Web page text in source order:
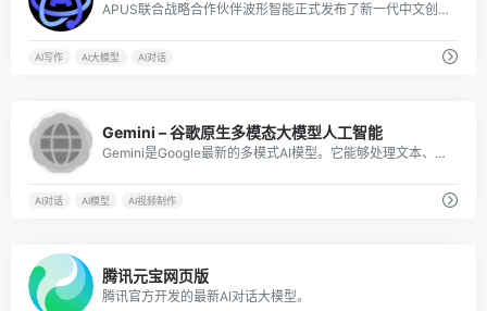
APUS联合战略合作伙伴波形智能正式发布了新一代中文创作大模型，并对APUS“萤火小说”产品进行了升级迭代。 APUS模型是第一个专门为内容创作研发的大型语言模型，在小说写作、营销文案写作、短视频脚本写作、论文写作等benchmark上皆击败了GPT等通用大型语言模型。
AI写作 AI大模型 AI对话
Gemini – 谷歌原生多模态大模型人工智能
Gemini是Google最新的多模式AI模型。它能够处理文本、代码、音频、图像和视频信息。
AI对话 AI模型 AI视频制作
腾讯元宝网页版
腾讯官方开发的最新AI对话大模型。